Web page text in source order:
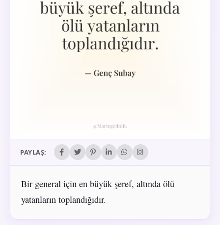
PAYLAŞ:
Bir general için en büyük şeref, altında ölü
yatanların toplandığıdır.